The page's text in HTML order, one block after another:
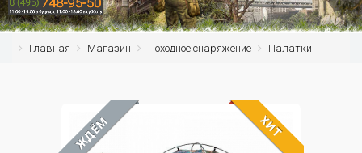
Главная Магазин Походное снаряжение Палатки
ЖДЁМ ХИТ